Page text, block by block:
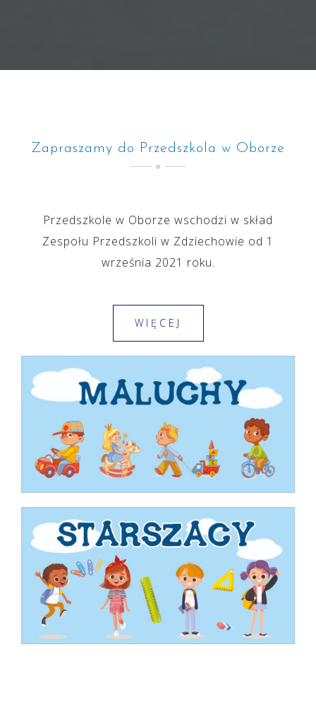
Zapraszamy do Przedszkola w Oborze
Przedszkole w Oborze wschodzi w skład
Zespołu Przedszkoli w Zdziechowie od 1
września 2021 roku.
WIĘCEJ